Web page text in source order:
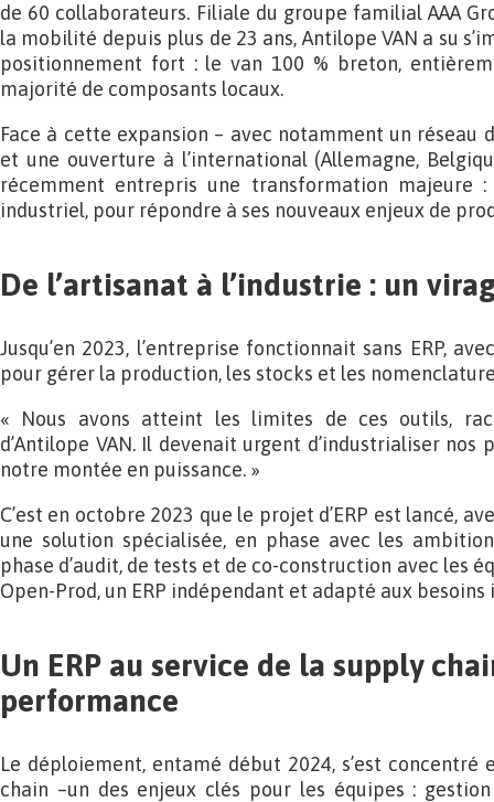
de 60 collaborateurs. Filiale du groupe familial AAA
la mobilité depuis plus de 23 ans, Antilope VAN a su
positionnement fort : le van 100 % breton,
majorité de composants locaux.
Face à cette expansion – avec notamment un réseau
et une ouverture à l’international (Allemagne,
récemment entrepris une transformation majeure :
industriel, pour répondre à ses nouveaux enjeux de
De l’artisanat à l’industrie : un
Jusqu’en 2023, l’entreprise fonctionnait sans ERP,
pour gérer la production, les stocks et les
« Nous avons atteint les limites de ces outils,
d’Antilope VAN. Il devenait urgent d’industrialiser nos
notre montée en puissance. »
C’est en octobre 2023 que le projet d’ERP est lancé,
une solution spécialisée, en phase avec les
phase d’audit, de tests et de co-construction avec les
Open-Prod, un ERP indépendant et adapté aux besoins
Un ERP au service de la supply
performance
Le déploiement, entamé début 2024, s’est
chain –un des enjeux clés pour les équipes :